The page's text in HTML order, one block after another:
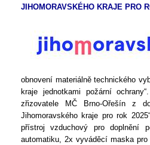
JIHOMORAVSKÉHO KRAJE PRO
obnovení materiálně technického
kraje jednotkami požární
zřizovatele MČ Brno-Ořešín z
Jihomoravského kraje pro rok
přístroj vzduchový pro doplnění
automatiku, 2x vyváděcí maska